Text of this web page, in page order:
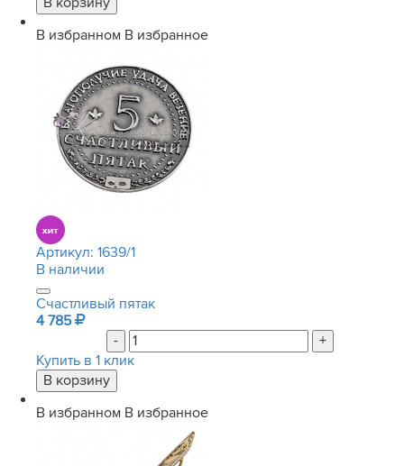
В избранном В избранное
Артикул: 1639/1
В наличии
Счастливый пятак
4 785
-
+
Купить в 1 клик
В избранном В избранное